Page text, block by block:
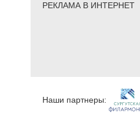
РЕКЛАМА В ИНТЕРНЕТ
Наши партнеры: